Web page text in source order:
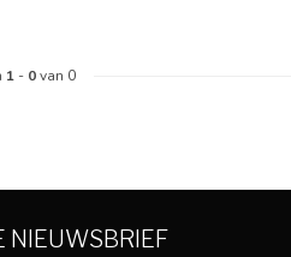
1 - 0van 0
NIEUWSBRIEF